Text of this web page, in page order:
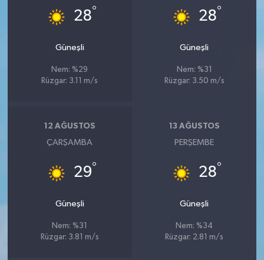
28°
Güneşli
Nem: %29
Rüzgar: 3.11 m/s
28°
Güneşli
Nem: %31
Rüzgar: 3.50 m/s
12 AĞUSTOS
ÇARŞAMBA
29°
Güneşli
Nem: %31
Rüzgar: 3.81 m/s
13 AĞUSTOS
PERŞEMBE
28°
Güneşli
Nem: %34
Rüzgar: 2.81 m/s